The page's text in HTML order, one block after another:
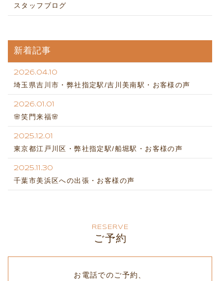
スタッフブログ
新着記事
2026.04.10
埼玉県吉川市・弊社指定駅/吉川美南駅・お客様の声
2026.01.01
🌸笑門来福🌸
2025.12.01
東京都江戸川区・弊社指定駅/船堀駅・お客様の声
2025.11.30
千葉市美浜区への出張・お客様の声
RESERVE
ご予約
お電話でのご予約、